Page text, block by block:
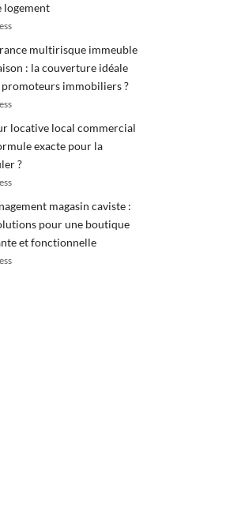
logement
multirisque immeuble
: la couverture idéale
immobiliers ?
locative local commercial
exacte pour la
?
magasin caviste :
pour une boutique
et fonctionnelle